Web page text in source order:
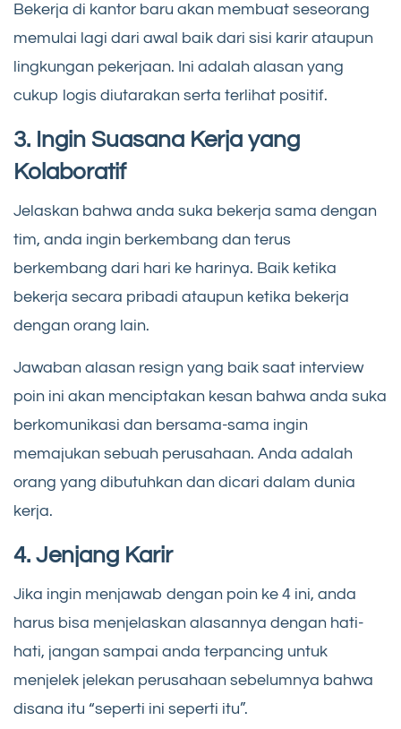
Bekerja di kantor baru akan membuat seseorang
memulai lagi dari awal baik dari sisi karir ataupun
lingkungan pekerjaan. Ini adalah alasan yang
cukup logis diutarakan serta terlihat positif.
3. Ingin Suasana Kerja yang
Kolaboratif
Jelaskan bahwa anda suka bekerja sama dengan
tim, anda ingin berkembang dan terus
berkembang dari hari ke harinya. Baik ketika
bekerja secara pribadi ataupun ketika bekerja
dengan orang lain.
Jawaban alasan resign yang baik saat interview
poin ini akan menciptakan kesan bahwa anda suka
berkomunikasi dan bersama-sama ingin
memajukan sebuah perusahaan. Anda adalah
orang yang dibutuhkan dan dicari dalam dunia
kerja.
4. Jenjang Karir
Jika ingin menjawab dengan poin ke 4 ini, anda
harus bisa menjelaskan alasannya dengan hati-
hati, jangan sampai anda terpancing untuk
menjelek jelekan perusahaan sebelumnya bahwa
disana itu “seperti ini seperti itu”.